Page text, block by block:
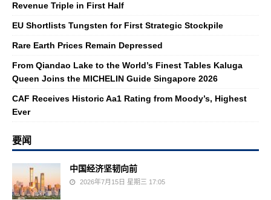
Revenue Triple in First Half
EU Shortlists Tungsten for First Strategic Stockpile
Rare Earth Prices Remain Depressed
From Qiandao Lake to the World’s Finest Tables Kaluga
Queen Joins the MICHELIN Guide Singapore 2026
CAF Receives Historic Aa1 Rating from Moody’s, Highest
Ever
要闻
中国经济坚韧向前
2026年7月15日 星期三 17:05